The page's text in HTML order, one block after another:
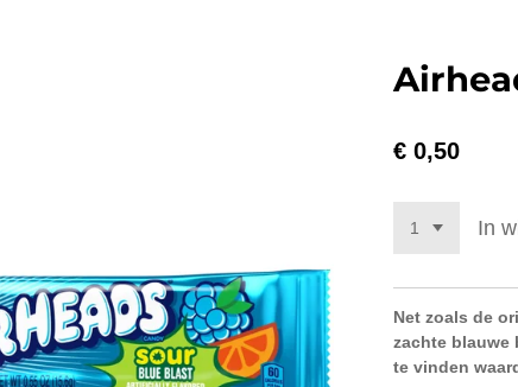
€ 0,50
In
Net zoals de
zachte blauwe
te vinden